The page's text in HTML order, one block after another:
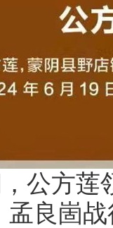
方莲
良崮